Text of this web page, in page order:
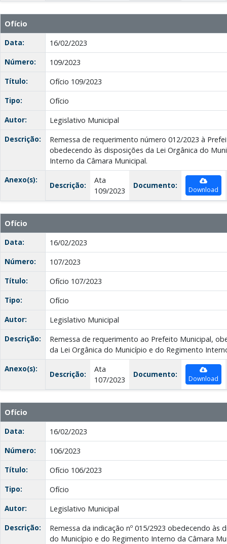
Ofício
Data:
16/02/2023
Número:
109/2023
Título:
Ofício 109/2023
Tipo:
Ofício
Autor:
Legislativo Municipal
Descrição:
Remessa de requerimento número 012/2023 à
obedecendo às disposições da Lei Orgânica do
Interno da Câmara Municipal.
Anexo(s):
Descrição:
Ata
109/2023
Documento: Download
Ofício
Data:
16/02/2023
Número:
107/2023
Título:
Ofício 107/2023
Tipo:
Ofício
Autor:
Legislativo Municipal
Descrição:
Remessa de requerimento ao Prefeito Municipal,
da Lei Orgânica do Município e do Regimento
Anexo(s):
Descrição:
Ata
107/2023
Documento: Download
Ofício
Data:
16/02/2023
Número:
106/2023
Título:
Ofício 106/2023
Tipo:
Ofício
Autor:
Legislativo Municipal
Descrição:
Remessa da indicação nº 015/2923 obedecendo às
do Município e do Regimento Interno da Câmara